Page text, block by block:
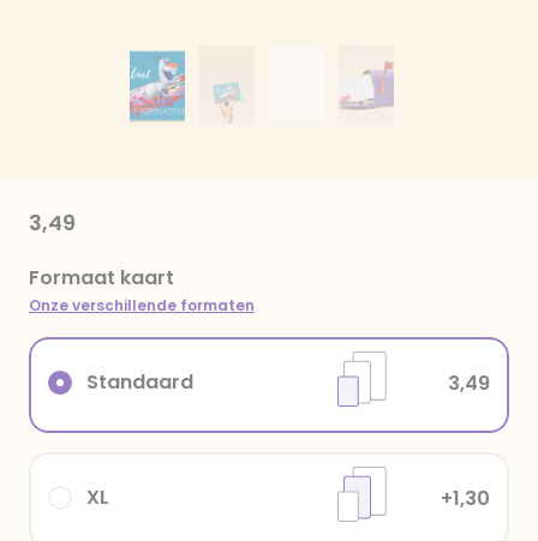
3,49
Formaat kaart
Onze verschillende formaten
XL +1,30
Standaard 3,49